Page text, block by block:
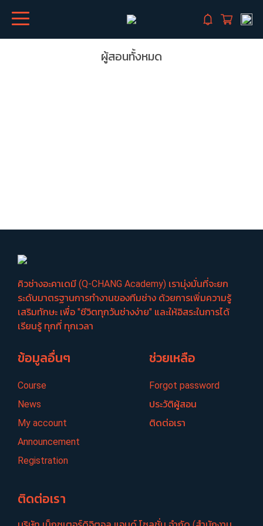
ผู้สอนทั้งหมด
คิวช่างอะคาเดมี (Q-CHANG Academy) เรามุ่งมั่นที่จะยก
ระดับมาตรฐานการทำงานของทีมช่าง ด้วยการเพิ่มความรู้
เสริมทักษะ เพื่อ "ชีวิตทุกวันช่างง่าย" และให้อิสระในการได้
เรียนรู้ ทุกที่ ทุกเวลา
ข้อมูลอื่นๆ
Course
News
My account
Announcement
Registration
ช่วยเหลือ
Forgot password
ประวัติผู้สอน
ติดต่อเรา
ติดต่อเรา